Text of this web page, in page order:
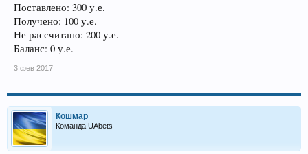
Поставлено: 300 у.е.
Получено: 100 у.е.
Не рассчитано: 200 у.е.
Баланс: 0 у.е.
3 фев 2017
Кошмар
Команда UAbets